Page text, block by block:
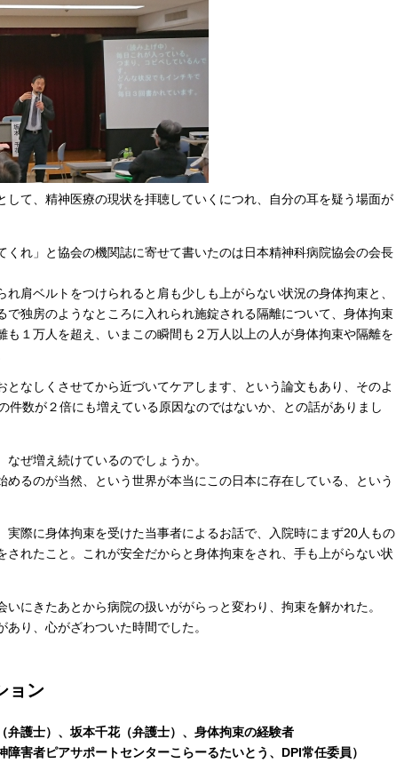
して、精神医療の現状を拝聴していくにつれ、自分の耳を疑う場面が
くれ」と協会の機関誌に寄せて書いたのは日本精神科病院協会の会長
れ肩ベルトをつけられると肩も少しも上がらない状況の身体拘束と、
で独房のようなところに入れられ施錠される隔離について、身体拘束
も１万人を超え、いまこの瞬間も２万人以上の人が身体拘束や隔離を
となしくさせてから近づいてケアします、という論文もあり、そのよ
件数が２倍にも増えている原因なのではないか、との話がありまし
ぜ増え続けているのでしょうか。
めるのが当然、という世界が本当にこの日本に存在している、という
実際に身体拘束を受けた当事者によるお話で、入院時にまず20人もの
されたこと。これが安全だからと身体拘束をされ、手も上がらない状
いにきたあとから病院の扱いががらっと変わり、拘束を解かれた。
り、心がざわついた時間でした。
ョン
弁護士）、坂本千花（弁護士）、身体拘束の経験者
害者ピアサポートセンターこらーるたいとう、DPI常任委員）